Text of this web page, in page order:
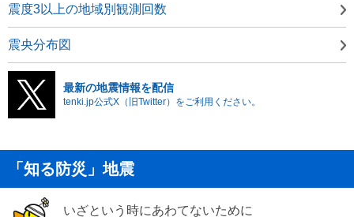
震度3以上の地域別観測回数
震央分布図
最新の地震情報を配信
tenki.jp公式X（旧Twitter）をご利用ください。
「知る防災」地震
いざという時にあわてないために